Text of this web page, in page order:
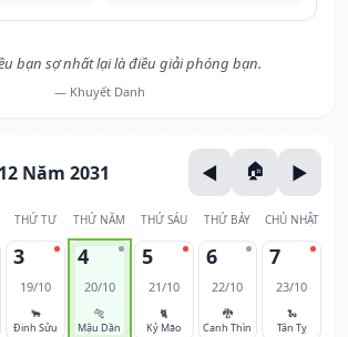
bạn sợ nhất lại là điều giải phóng bạn.
— Khuyết Danh
Năm 2031
THỨ TƯ THỨ NĂM THỨ SÁU THỨ BẢY CHỦ NHẬT
3
19/10
🐂
Đinh Sửu
4
20/10
🐅
Mậu Dần
5
21/10
🐈
Kỷ Mão
6
22/10
🐉
Canh Thìn
7
23/10
🐍
Tân Tỵ